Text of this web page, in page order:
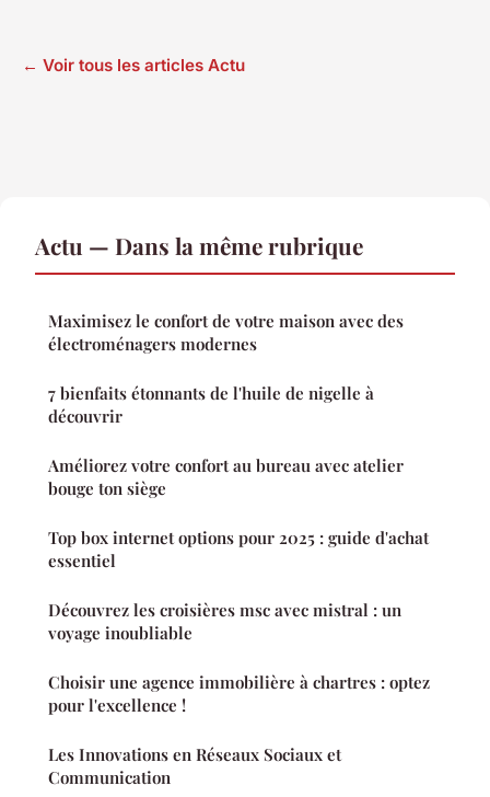
← Voir tous les articles Actu
Actu — Dans la même rubrique
Maximisez le confort de votre maison avec des
électroménagers modernes
7 bienfaits étonnants de l'huile de nigelle à
découvrir
Améliorez votre confort au bureau avec atelier
bouge ton siège
Top box internet options pour 2025 : guide d'achat
essentiel
Découvrez les croisières msc avec mistral : un
voyage inoubliable
Choisir une agence immobilière à chartres : optez
pour l'excellence !
Les Innovations en Réseaux Sociaux et
Communication